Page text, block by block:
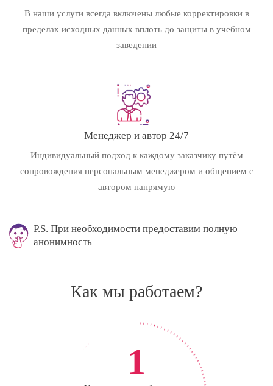
В наши услуги всегда включены любые корректировки в
пределах исходных данных вплоть до защиты в учебном
заведении
Менеджер и автор 24/7
Индивидуальный подход к каждому заказчику путём
сопровождения персональным менеджером и общением с
автором напрямую
P.S. При необходимости предоставим полную
анонимность
Как мы работаем?
1